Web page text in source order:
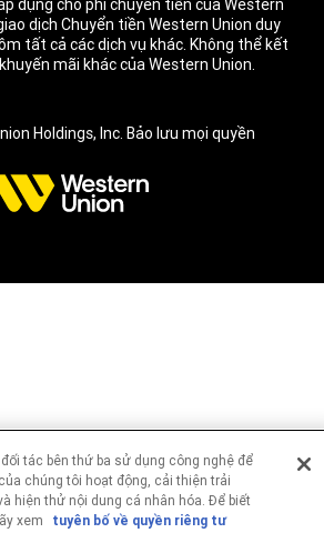
dụng cho phí chuyển tiền của Western
dịch Chuyển tiền Western Union duy
tất cả các dịch vụ khác. Không thể kết
mãi khác của Western Union.
Holdings, Inc. Bảo lưu mọi quyền
tác bên thứ ba sử dụng công nghệ để
chúng tôi hoạt động, cải thiện trải
hiện thử nội dung cá nhân hóa. Để biết
xem
tuyên bố về quyền riêng tư